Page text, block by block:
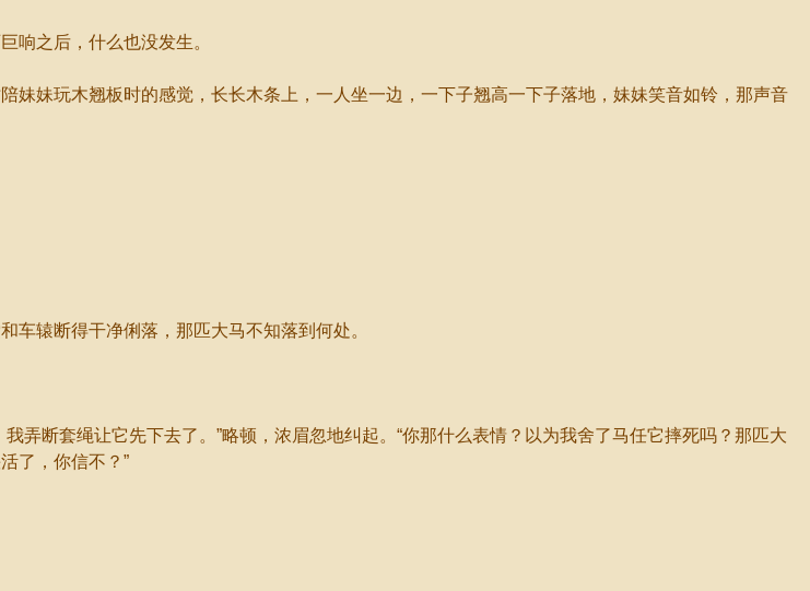
之后，什么也没发生。
妹玩木翘板时的感觉，长长木条上，一人坐一边，一下子翘高一下子落地，妹妹笑音如铃，那声音
辕断得干净俐落，那匹大马不知落到何处。
断套绳让它先下去了。”略顿，浓眉忽地纠起。“你那什么表情？以为我舍了马任它摔死吗？那匹大
了，你信不？”